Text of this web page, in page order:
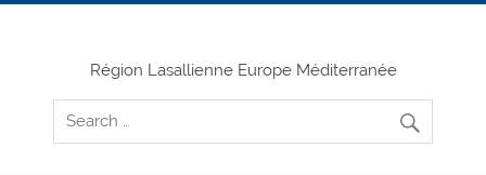
Skip
Région Lasallienne Europe Méditerranée